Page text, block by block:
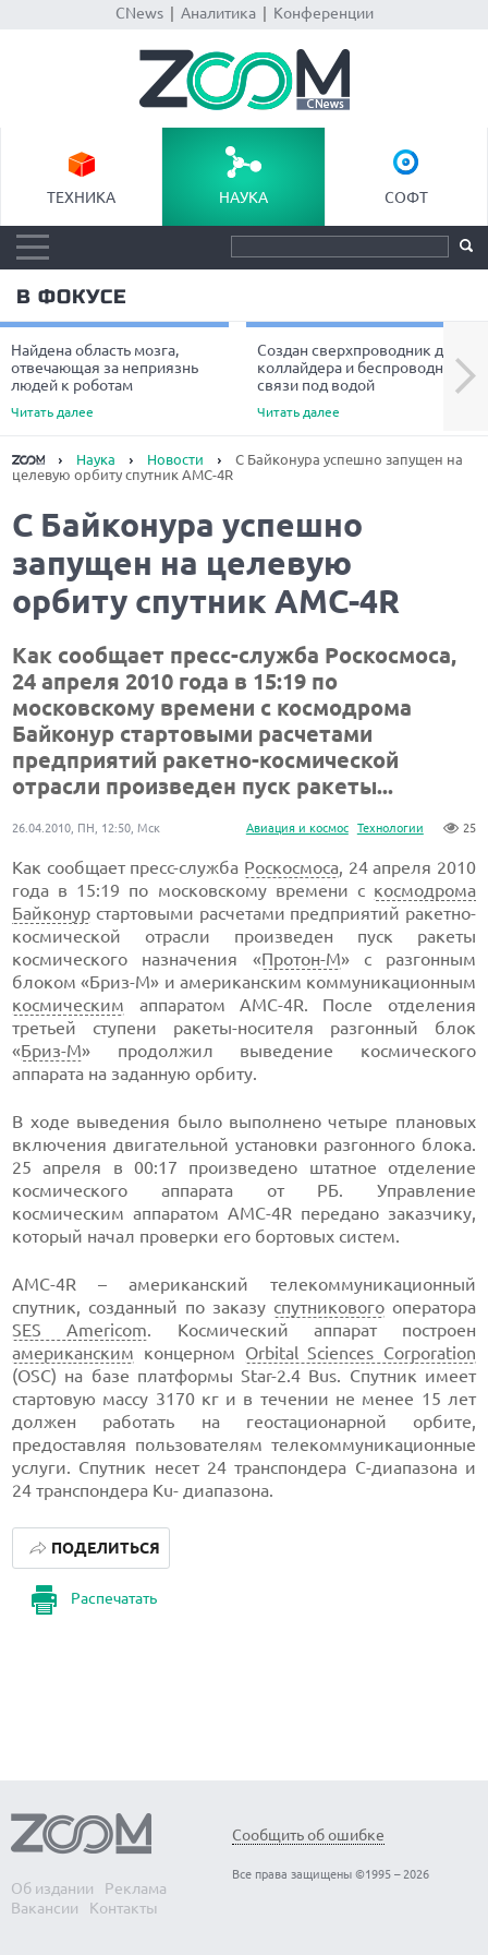
CNews| Аналитика| Конференции
ТЕХНИКА НАУКА СОФТ
В ФОКУСЕ
Найдена область мозга,
отвечающая за неприязнь
людей к роботам
Читать далее
Создан сверхпроводник для
коллайдера и беспроводной
связи под водой
Читать далее
Next
Наука Новости
С Байконура успешно запущен на
целевую орбиту спутник АМС-4R
С Байконура успешно
запущен на целевую
орбиту спутник АМС-4R
Как сообщает пресс-служба Роскосмоса,
24 апреля 2010 года в 15:19 по
московскому времени с космодрома
Байконур стартовыми расчетами
предприятий ракетно-космической
отрасли произведен пуск ракеты...
Авиация и космос Технологии 25
26.04.2010, ПН, 12:50, Мск
Как сообщает пресс-служба Роскосмоса, 24 апреля 2010
года в 15:19 по московскому времени с космодрома
Байконур стартовыми расчетами предприятий ракетно-
космической отрасли произведен пуск ракеты
космического назначения «Протон-М» с разгонным
блоком «Бриз-М» и американским коммуникационным
космическим аппаратом АМС-4R. После отделения
третьей ступени ракеты-носителя разгонный блок
«Бриз-М» продолжил выведение космического
аппарата на заданную орбиту.
В ходе выведения было выполнено четыре плановых
включения двигательной установки разгонного блока.
25 апреля в 00:17 произведено штатное отделение
космического аппарата от РБ. Управление
космическим аппаратом АМС-4R передано заказчику,
который начал проверки его бортовых систем.
AMC-4R – американский телекоммуникационный
спутник, созданный по заказу спутниковогооператора
SES Americom. Космический аппарат построен
американским концерном Orbital Sciences Corporation
(OSC) на базе платформы Star-2.4 Bus. Спутник имеет
стартовую массу 3170 кг и в течении не менее 15 лет
должен работать на геостационарной орбите,
предоставляя пользователям телекоммуникационные
услуги. Спутник несет 24 транспондера C-диапазона и
24 транспондера Ku- диапазона.
Распечатать
ПОДЕЛИТЬСЯ
Об издании
Реклама
Вакансии
Контакты
Сообщить об ошибке
Все права защищены ©1995 – 2026